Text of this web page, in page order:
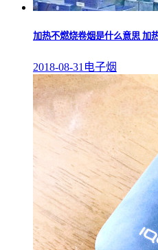
加热不燃烧卷烟是什么意思 加
2018-08-31 电子烟